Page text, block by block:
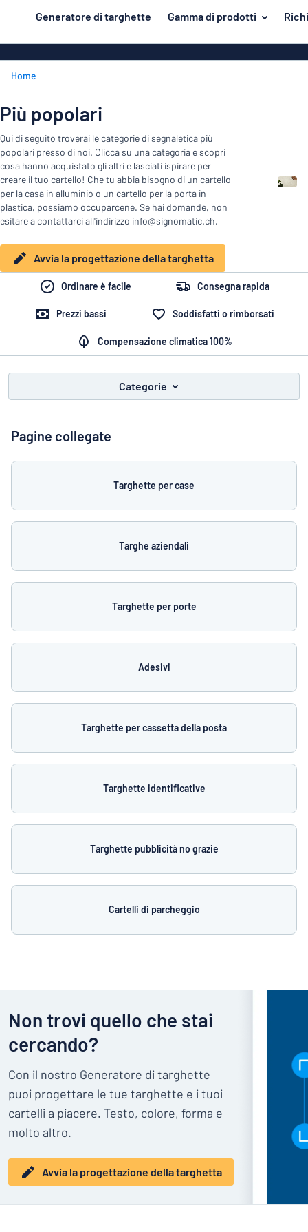
principale
Generatore di targhette Gamma di prodotti
Porta e cassetta postale
Per la casa
Traffico e veicoli
Targhette identificative
Adesivi
Targhette per animali
Targhette per bambini
Roll up
quello che stai cercando? Avvia la progettazione della
Più
popolari
Materiale
Porta
e
cassetta
postale
Per
la
veicoli
Targhette
identificative
Visualizza tutte le categorie
un
preventivo
Privato
Azienda
al
della targhetta
Home
Più popolari
Qui di seguito troverai le categorie di segnaletica più
popolari presso di noi. Clicca su una categoria e scopri
cosa hanno acquistato gli altri e lasciati ispirare per
creare il tuo cartello! Che tu abbia bisogno di un cartello
per la casa in alluminio o un cartello per la porta in
plastica, possiamo occuparcene. Se hai domande, non
esitare a contattarci all'indirizzo info@signomatic.ch.
Avvia la progettazione della targhetta
Ordinare è facile Consegna rapida
Prezzi bassi Soddisfatti o rimborsati
Compensazione climatica 100%
Categorie
Pagine collegate
Targhette per case
Targhe aziendali
Targhette per porte
Adesivi
Targhette per cassetta della posta
Targhette identificative
Targhette pubblicità no grazie
Cartelli di parcheggio
Non trovi quello che stai
cercando?
Con il nostro Generatore di targhette
puoi progettare le tue targhette e i tuoi
cartelli a piacere. Testo, colore, forma e
molto altro.
Avvia la progettazione della targhetta